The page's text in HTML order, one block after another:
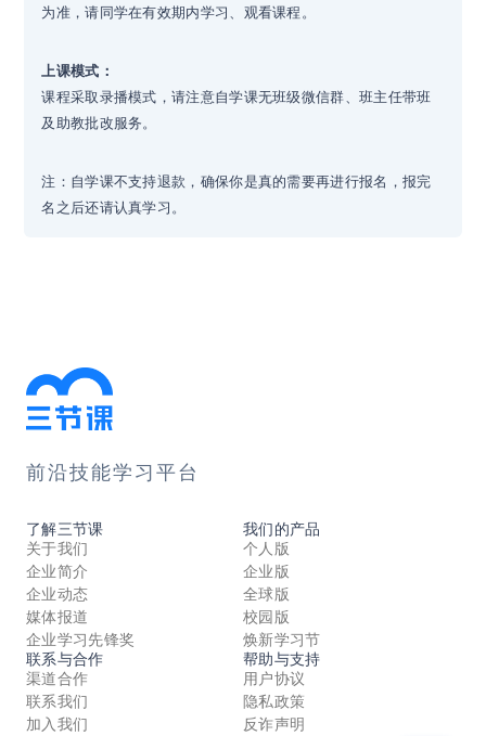
为准，请同学在有效期内学习、观看课程。
上课模式：
课程采取录播模式，请注意自学课无班级微信群、班主任带班
及助教批改服务。
注：自学课不支持退款，确保你是真的需要再进行报名，报完
名之后还请认真学习。
前沿技能学习平台
了解三节课
关于我们
企业简介
企业动态
媒体报道
企业学习先锋奖
我们的产品
个人版
企业版
全球版
校园版
焕新学习节
联系与合作
渠道合作
联系我们
加入我们
帮助与支持
用户协议
隐私政策
反诈声明